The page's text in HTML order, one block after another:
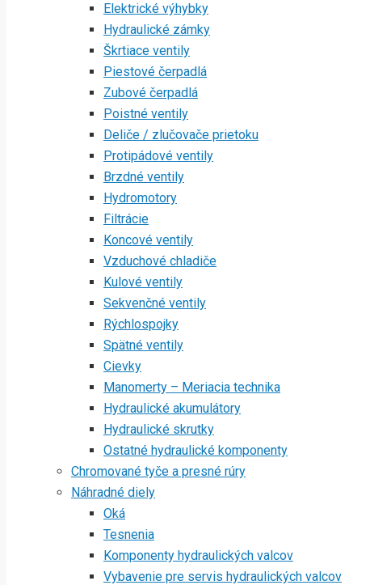
Elektrické výhybky
Hydraulické zámky
Škrtiace ventily
Piestové čerpadlá
Zubové čerpadlá
Poistné ventily
Deliče / zlučovače prietoku
Protipádové ventily
Brzdné ventily
Hydromotory
Filtrácie
Koncové ventily
Vzduchové chladiče
Kulové ventily
Sekvenčné ventily
Rýchlospojky
Spätné ventily
Cievky
Manomerty – Meriacia technika
Hydraulické akumulátory
Hydraulické skrutky
Ostatné hydraulické komponenty
Chromované tyče a presné rúry
Náhradné diely
Oká
Tesnenia
Komponenty hydraulických valcov
Vybavenie pre servis hydraulických valcov